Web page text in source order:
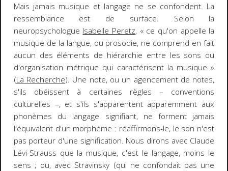
Mais jamais musique et langage ne se confondent. La
ressemblance est de surface. Selon la
neuropsychologue Isabelle Peretz, « ce qu'on appelle la
musique de la langue, ou prosodie, ne comprend en fait
aucun des éléments de hiérarchie entre les sons ou
d'organisation métrique qui caractérisent la musique »
(La Recherche). Une note, ou un agencement de notes,
s'ils obéissent à certaines règles – conventions
culturelles –, et s'ils s'apparentent apparemment aux
phonèmes du langage signifiant, ne forment jamais
l'équivalent d'un morphème : réaffirmons-le, le son n'est
pas porteur d'une signification. Nous dirons avec Claude
Lévi-Strauss que la musique, c'est le langage, moins le
sens ; ou, avec Stravinsky (qui ne confondait pas une